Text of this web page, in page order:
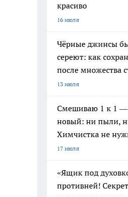
красиво
16 июля
Чёрные джинсы
сереют: как
после множества
13 июля
Смешиваю 1 к 1 —
новый: ни пыли,
Химчистка не
17 июля
«Ящик под
противней!